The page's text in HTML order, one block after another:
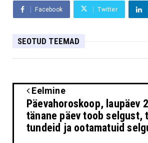
Facebook Twitter
SEOTUD TEEMAD
Eelmine
Päevahoroskoop, laupäev
tänane päev toob selgust,
tundeid ja ootamatuid